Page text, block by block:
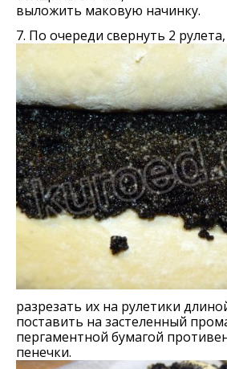
выложить маковую начинку.
7. По очереди свернуть 2 рулета,
разрезать их на рулетики
поставить на застеленный
пергаментной бумагой
пенечки.